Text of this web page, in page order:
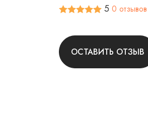
5 0 отзывов
ОСТАВИТЬ ОТЗЫВ